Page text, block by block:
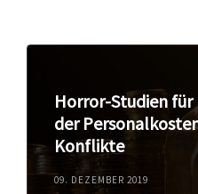
Horror-Studien
der
Konflikte
09. DEZEMBER 2019